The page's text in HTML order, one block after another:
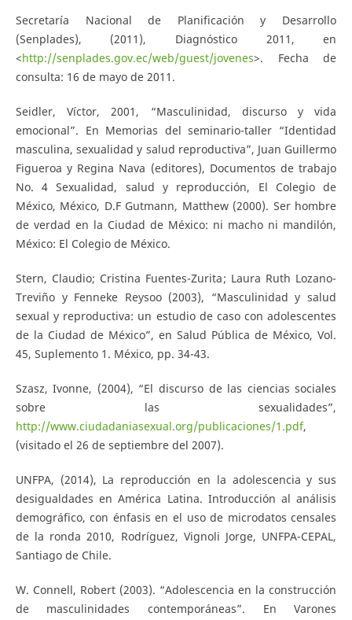
Secretaría Nacional de Planificación y Desarrollo
(Senplades), (2011), Diagnóstico 2011, en
<http://senplades.gov.ec/web/guest/jovenes>. Fecha de
consulta: 16 de mayo de 2011.
Seidler, Víctor, 2001, “Masculinidad, discurso y vida
emocional”. En Memorias del seminario-taller “Identidad
masculina, sexualidad y salud reproductiva”, Juan Guillermo
Figueroa y Regina Nava (editores), Documentos de trabajo
No. 4 Sexualidad, salud y reproducción, El Colegio de
México, México, D.F Gutmann, Matthew (2000). Ser hombre
de verdad en la Ciudad de México: ni macho ni mandilón,
México: El Colegio de México.
Stern, Claudio; Cristina Fuentes-Zurita; Laura Ruth Lozano-
Treviño y Fenneke Reysoo (2003), “Masculinidad y salud
sexual y reproductiva: un estudio de caso con adolescentes
de la Ciudad de México”, en Salud Pública de México, Vol.
45, Suplemento 1. México, pp. 34-43.
Szasz, Ivonne, (2004), “El discurso de las ciencias sociales
sobre las sexualidades”,
http://www.ciudadaniasexual.org/publicaciones/1.pdf,
(visitado el 26 de septiembre del 2007).
UNFPA, (2014), La reproducción en la adolescencia y sus
desigualdades en América Latina. Introducción al análisis
demográfico, con énfasis en el uso de microdatos censales
de la ronda 2010, Rodríguez, Vignoli Jorge, UNFPA-CEPAL,
Santiago de Chile.
W. Connell, Robert (2003). “Adolescencia en la construcción
de masculinidades contemporáneas”. En Varones